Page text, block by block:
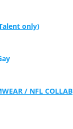
only)
/ NFL COLLAB